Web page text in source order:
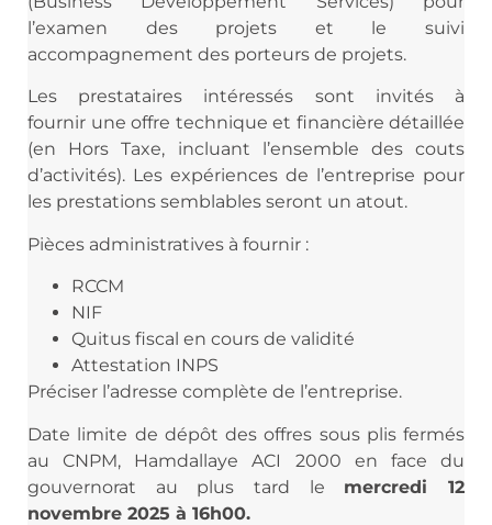
l’examen des projets et le suivi
accompagnement des porteurs de projets.
Les prestataires intéressés sont invités à
fournir une offre technique et financière détaillée
(en Hors Taxe, incluant l’ensemble des couts
d’activités). Les expériences de l’entreprise pour
les prestations semblables seront un atout.
Pièces administratives à fournir :
RCCM
NIF
Quitus fiscal en cours de validité
Attestation INPS
Préciser l’adresse complète de l’entreprise.
Date limite de dépôt des offres sous plis fermés
au CNPM, Hamdallaye ACI 2000 en face du
gouvernorat au plus tard le mercredi 12
novembre 2025 à 16h00.